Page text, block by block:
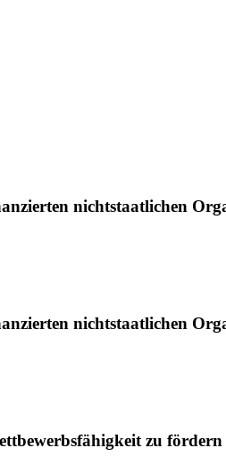
nichtstaatlichen
nichtstaatlichen
zu fördern